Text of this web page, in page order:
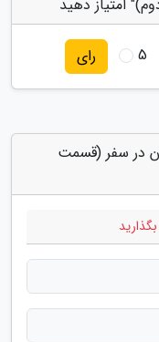
امتیاز دهید
5 رای
در سفر (قسمت